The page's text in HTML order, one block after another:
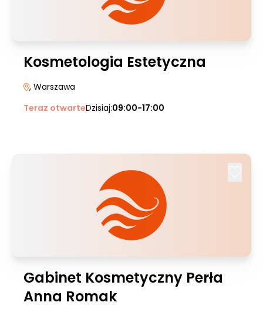
Kosmetologia Estetyczna
, Warszawa
Teraz otwarteDzisiaj:09:00-17:00
Gabinet Kosmetyczny Perła
Anna Romak